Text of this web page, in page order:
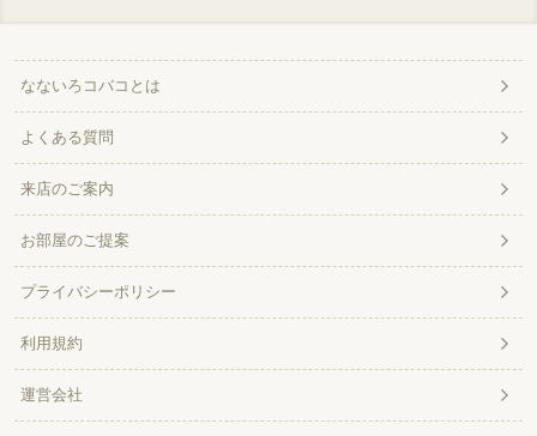
なないろコバコとは
よくある質問
来店のご案内
お部屋のご提案
プライバシーポリシー
利用規約
運営会社